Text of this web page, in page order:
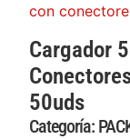
con
Cargador
50uds
Categoría: